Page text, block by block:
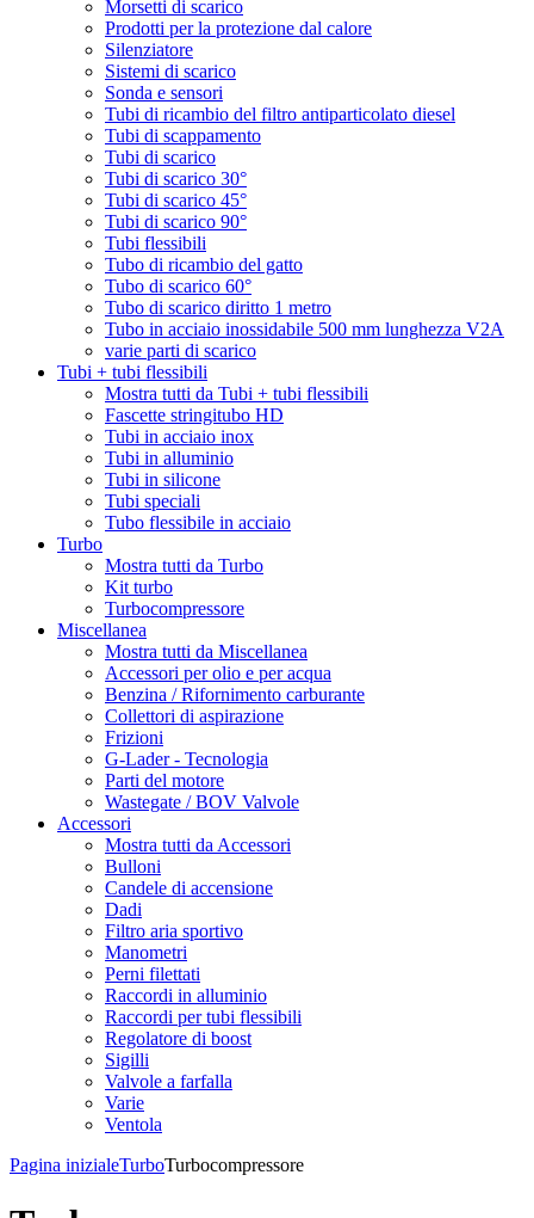
Morsetti di scarico
Prodotti per la protezione dal calore
Silenziatore
Sistemi di scarico
Sonda e sensori
Tubi di ricambio del filtro antiparticolato diesel
Tubi di scappamento
Tubi di scarico
Tubi di scarico 30°
Tubi di scarico 45°
Tubi di scarico 90°
Tubi flessibili
Tubo di ricambio del gatto
Tubo di scarico 60°
Tubo di scarico diritto 1 metro
Tubo in acciaio inossidabile 500 mm lunghezza V2A
varie parti di scarico
Tubi + tubi flessibili
Mostra tutti da Tubi + tubi flessibili
Fascette stringitubo HD
Tubi in acciaio inox
Tubi in alluminio
Tubi in silicone
Tubi speciali
Tubo flessibile in acciaio
Turbo
Mostra tutti da Turbo
Kit turbo
Turbocompressore
Miscellanea
Mostra tutti da Miscellanea
Accessori per olio e per acqua
Benzina / Rifornimento carburante
Collettori di aspirazione
Frizioni
G-Lader - Tecnologia
Parti del motore
Wastegate / BOV Valvole
Accessori
Mostra tutti da Accessori
Bulloni
Candele di accensione
Dadi
Filtro aria sportivo
Manometri
Perni filettati
Raccordi in alluminio
Raccordi per tubi flessibili
Regolatore di boost
Sigilli
Valvole a farfalla
Varie
Ventola
Pagina inizialeTurboTurbocompressore